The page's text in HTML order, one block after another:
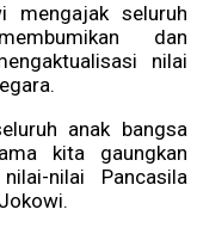
mengajak seluruh
dan
nilai
anak bangsa
kita gaungkan
nilai Pancasila